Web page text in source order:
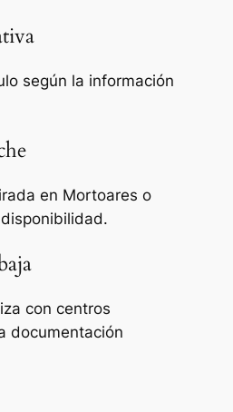
según la información
en Mortoares o
con centros
documentación